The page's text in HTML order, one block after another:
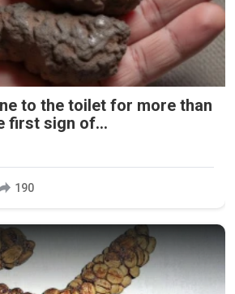
to the toilet for more than
first sign of...
190